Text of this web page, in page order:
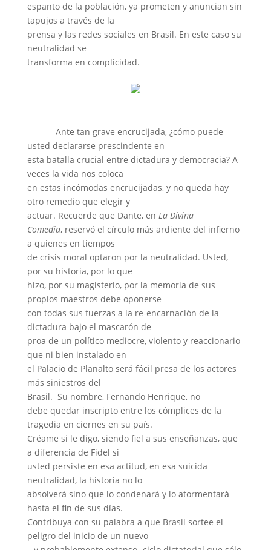
espanto de la población, ya prometen y anuncian sin
tapujos a través de la
prensa y las redes sociales en Brasil. En este caso su
neutralidad se
transforma en complicidad.
Ante tan grave encrucijada, ¿cómo puede
usted declararse prescindente en
esta batalla crucial entre dictadura y democracia? A
veces la vida nos coloca
en estas incómodas encrucijadas, y no queda hay
otro remedio que elegir y
actuar. Recuerde que Dante, en La Divina
Comedia, reservó el círculo más ardiente del infierno
a quienes en tiempos
de crisis moral optaron por la neutralidad. Usted,
por su historia, por lo que
hizo, por su magisterio, por la memoria de sus
propios maestros debe oponerse
con todas sus fuerzas a la re-encarnación de la
dictadura bajo el mascarón de
proa de un político mediocre, violento y reaccionario
que ni bien instalado en
el Palacio de Planalto será fácil presa de los actores
más siniestros del
Brasil. Su nombre, Fernando Henrique, no
debe quedar inscripto entre los cómplices de la
tragedia en ciernes en su país.
Créame si le digo, siendo fiel a sus enseñanzas, que
a diferencia de Fidel si
usted persiste en esa actitud, en esa suicida
neutralidad, la historia no lo
absolverá sino que lo condenará y lo atormentará
hasta el fin de sus días.
Contribuya con su palabra a que Brasil sortee el
peligro del inicio de un nuevo